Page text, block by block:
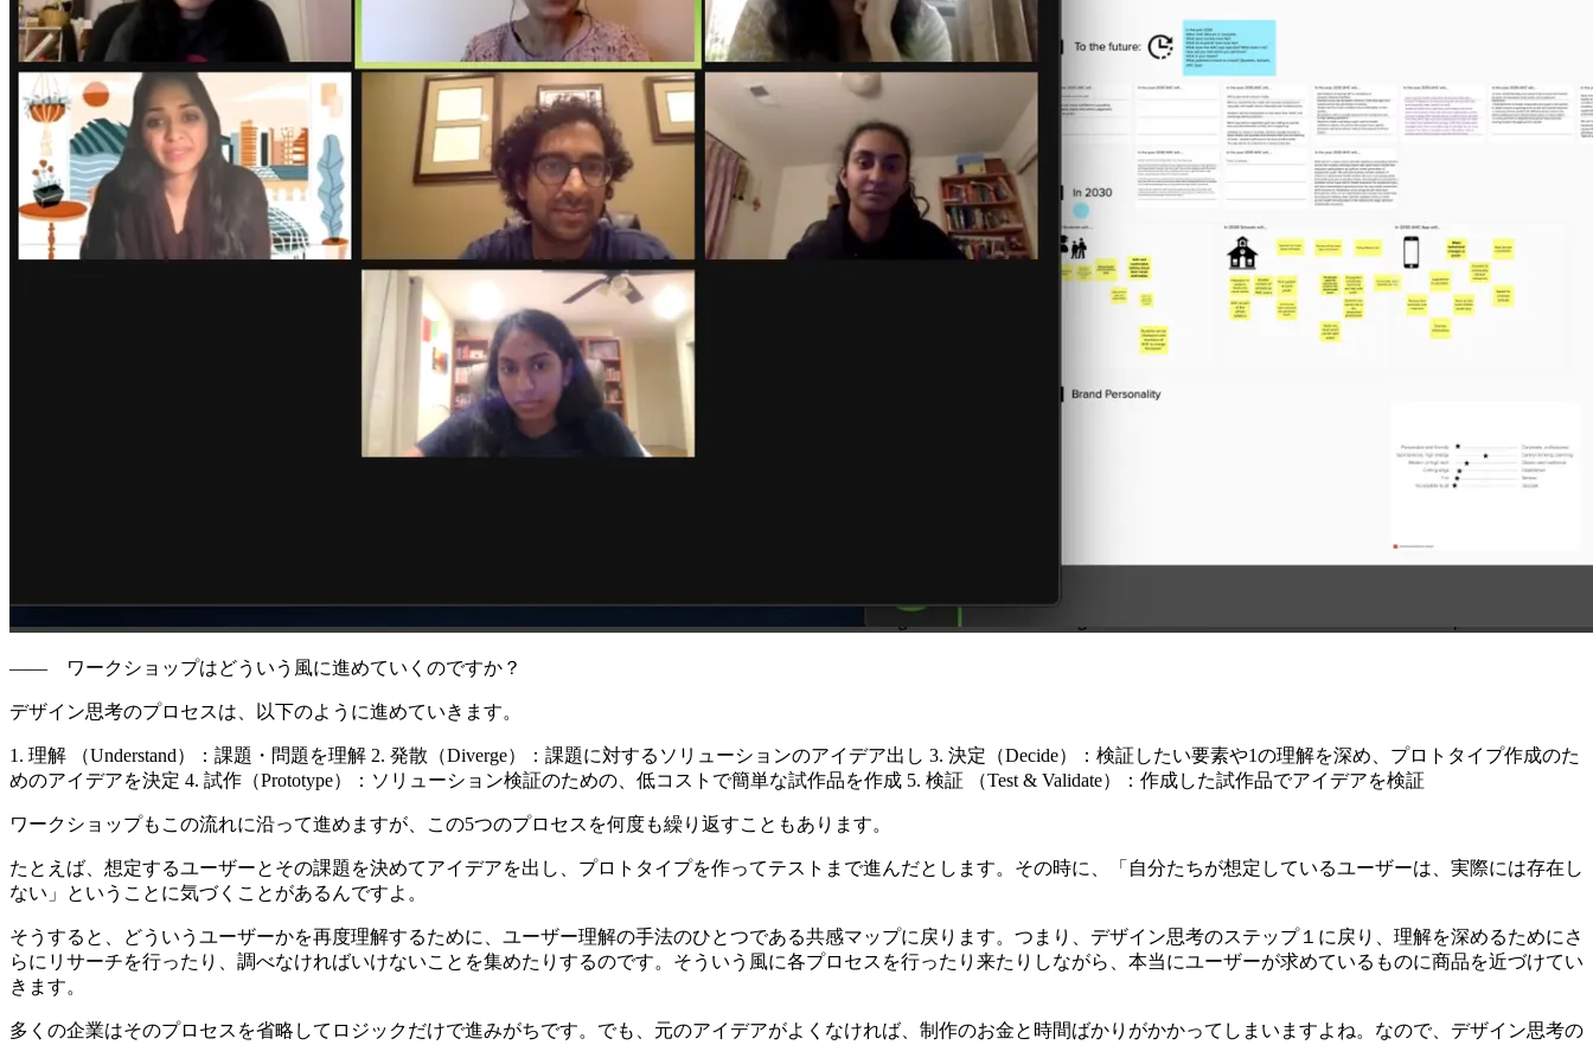
—— ワークショップはどういう風に進めていくのですか？
デザイン思考のプロセスは、以下のように進めていきます。
1. 理解 （Understand） ：課題・問題を理解 2. 発散（Diverge） ：課題に対するソリューションのアイデア出し 3. 決定（Decide）
：検証したい要素や1の理解を深め、プロトタイプ作成のた
めのアイデアを決定 4. 試作（Prototype） ：ソリューション検証のための、低コストで簡単な試作品を作成 5. 検証 （Test & Validate） ：作成した試作品でアイデアを検証
ワークショップもこの流れに沿って進めますが、この5つのプロセスを何度も繰り返すこともあります。
たとえば、想定するユーザーとその課題を決めてアイデアを出し、プロトタイプを作ってテストまで進んだとします。その時に、「自分たちが想定しているユーザーは、実際には存在し
ない」ということに気づくことがあるんですよ。
そうすると、どういうユーザーかを再度理解するために、ユーザー理解の手法のひとつである共感マップに戻ります。つまり、デザイン思考のステップ１に戻り、理解を深めるためにさ
らにリサーチを行ったり、調べなければいけないことを集めたりするのです。そういう風に各プロセスを行ったり来たりしながら、本当にユーザーが求めているものに商品を近づけてい
きます。
多くの企業はそのプロセスを省略してロジックだけで進みがちです。でも、元のアイデアがよくなければ、制作のお金と時間ばかりがかかってしまいますよね。なので、 デザイン思考の